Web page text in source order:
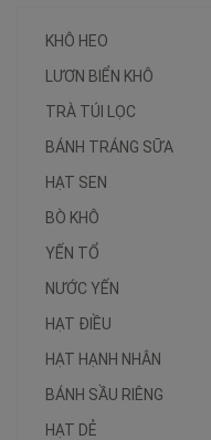
KHÔ HEO
LƯƠN BIỂN KHÔ
TRÀ TÚI LỌC
BÁNH TRÁNG SỮA
HẠT SEN
BÒ KHÔ
YẾN TỔ
NƯỚC YẾN
HẠT ĐIỀU
HẠT HẠNH NHÂN
BÁNH SẦU RIÊNG
HẠT DẺ